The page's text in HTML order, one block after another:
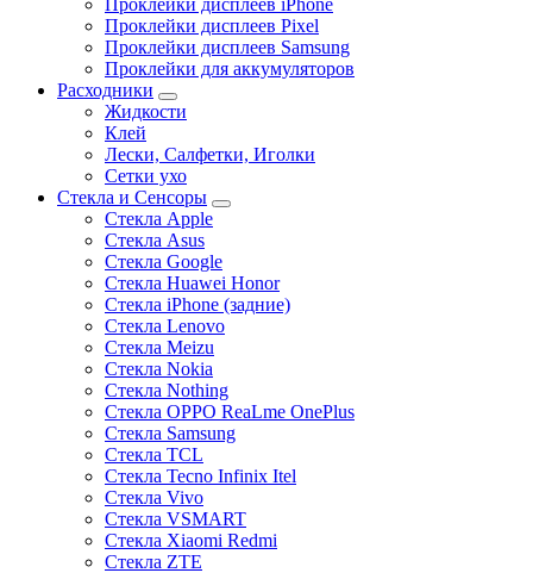
Проклейки дисплеев Pixel
Проклейки дисплеев Samsung
Проклейки для аккумуляторов
Расходники
Жидкости
Клей
Лески, Салфетки, Иголки
Сетки ухо
Стекла и Сенсоры
Стекла Apple
Стекла Asus
Стекла Google
Стекла Huawei Honor
Стекла iPhone (задние)
Стекла Lenovo
Стекла Meizu
Стекла Nokia
Стекла Nothing
Стекла OPPO ReaLme OnePlus
Стекла Samsung
Стекла TCL
Стекла Tecno Infinix Itel
Стекла Vivo
Стекла VSMART
Стекла Xiaomi Redmi
Стекла ZTE